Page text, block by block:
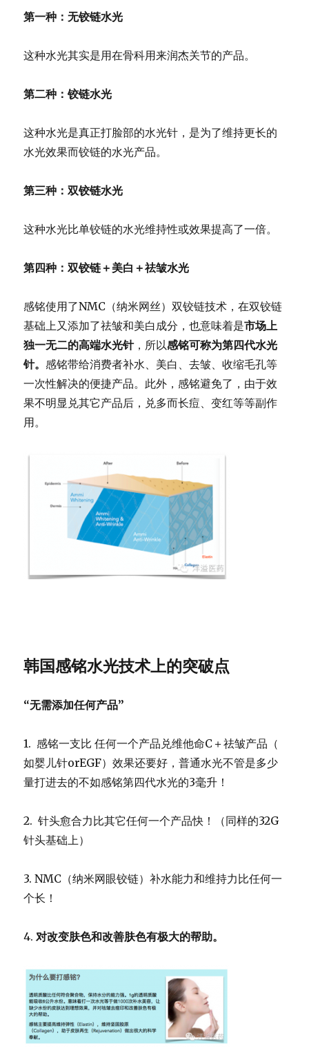
第一种：无铰链水光
这种水光其实是用在骨科用来润杰关节的产品。
第二种：铰链水光
这种水光是真正打脸部的水光针， 是为了维持更长的
水光效果而铰链的水光产品。
第三种：双铰链水光
这种水光比单铰链的水光维持性或效果提高了一倍。
第四种：双铰链＋美白＋祛皱水光
感铭使用了NMC（纳米网丝）双铰链技术，在双铰链
基础上又添加了祛皱和美白成分，也意味着是市场上
独一无二的高端水光针，所以感铭可称为第四代水光
针。感铭带给消费者补水、美白、去皱、收缩毛孔等
一次性解决的便捷产品。此外，感铭避免了，由于效
果不明显兑其它产品后，兑多而长痘、变红等等副作
用。
韩国感铭水光技术上的突破点
“无需添加任何产品”
1. 感铭一支比 任何一个产品兑维他命C＋祛皱产品（
如婴儿针orEGF）效果还要好，普通水光不管是多少
量打进去的不如感铭第四代水光的3毫升！
2. 针头愈合力比其它任何一个产品快！（同样的32G
针头基础上）
3. NMC（纳米网眼铰链）补水能力和维持力比任何一
个长！
4.对改变肤色和改善肤色有极大的帮助。